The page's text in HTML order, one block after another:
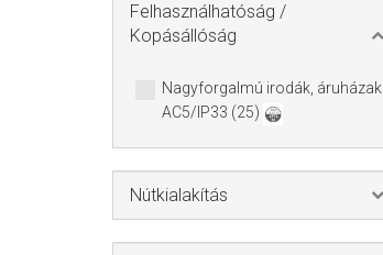
Felhasználhatóság /
Kopásállóság
Nagyforgalmú irodák, áruházak
AC5/IP33 (25)
Nútkialakítás